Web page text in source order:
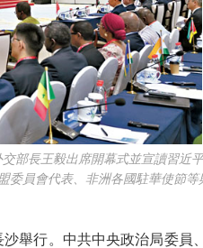
部長王毅出席開幕式並宣讀習近
委員會代表、非洲各國駐華使節等
舉行。中共中央政治局委員